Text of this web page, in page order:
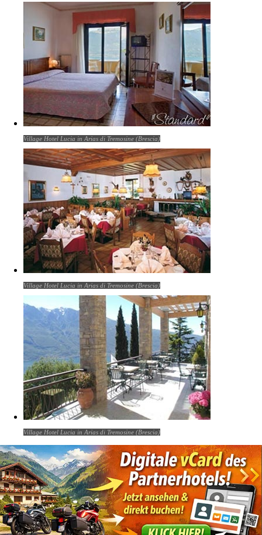
Village Hotel Lucia in Arias di Tremosine (Brescia)
Village Hotel Lucia in Arias di Tremosine (Brescia)
Village Hotel Lucia in Arias di Tremosine (Brescia)